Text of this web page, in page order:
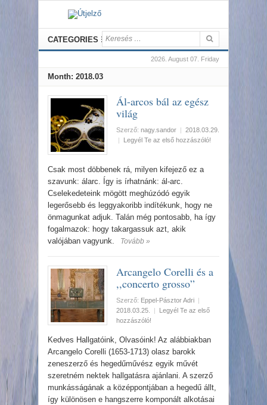
CATEGORIES
2026. August 07. Friday
Month: 2018.03
Ál-arcos bál az egész
világ
Szerző: nagy.sandor | 2018.03.29.
|
Legyél Te az első hozzászóló!
Csak most döbbenek rá, milyen kifejező ez a
szavunk: álarc. Így is írhatnánk: ál-arc.
Cselekedeteink mögött meghúzódó egyik
legerősebb és leggyakoribb indítékunk, hogy ne
önmagunkat adjuk. Talán még pontosabb, ha így
fogalmazok: hogy takargassuk azt, akik
valójában vagyunk.
Tovább »
Arcangelo Corelli és a
,,concerto grosso”
Szerző: Eppel-Pásztor Adri |
2018.03.25.
|
Legyél Te az első
hozzászóló!
Kedves Hallgatóink, Olvasóink! Az alábbiakban
Arcangelo Corelli (1653-1713) olasz barokk
zeneszerző és hegedűművész egyik művét
szeretném nektek hallgatásra ajánlani. A szerző
munkásságának a középpontjában a hegedű állt,
így különösen e hangszerre komponált alkotásai